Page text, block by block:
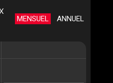
MENSUEL ANNUEL